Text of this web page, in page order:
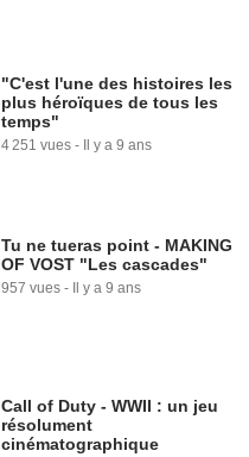
"C'est l'une des histoires les
plus héroïques de tous les
temps"
4 251 vues - Il y a 9 ans
Tu ne tueras point - MAKING
OF VOST "Les cascades"
957 vues - Il y a 9 ans
Call of Duty - WWII : un jeu
résolument
cinématographique